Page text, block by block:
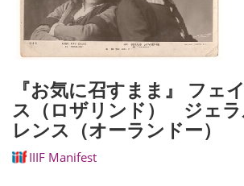
『お気に召すまま』 フェ
ス（ロザリンド） ジェラ
レンス（オーランドー）
IIIF Manifest